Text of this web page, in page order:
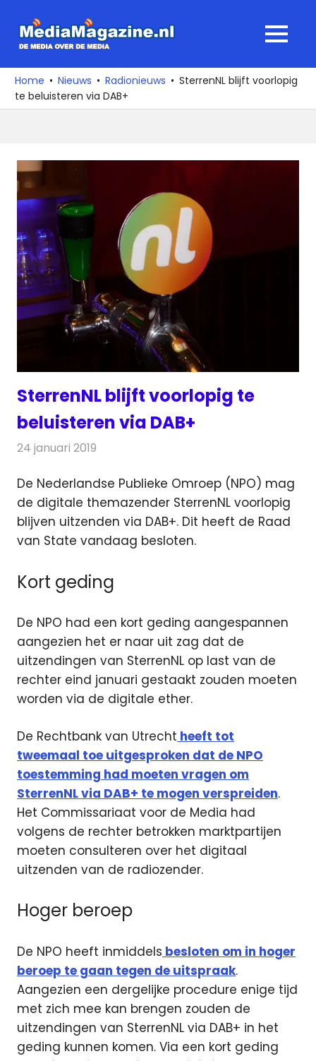
naar
media
over
de
MENU
Home Nieuws Radionieuws
SterrenNL blijft voorlopig
te beluisteren via DAB+
SterrenNL blijft voorlopig te
beluisteren via DAB+
24 januari 2019
De Nederlandse Publieke Omroep (NPO) mag
de digitale themazender SterrenNL voorlopig
blijven uitzenden via DAB+. Dit heeft de Raad
van State vandaag besloten.
Kort geding
De NPO had een kort geding aangespannen
aangezien het er naar uit zag dat de
uitzendingen van SterrenNL op last van de
rechter eind januari gestaakt zouden moeten
worden via de digitale ether.
De Rechtbank van Utrecht heeft tot
tweemaal toe uitgesproken dat de NPO
toestemming had moeten vragen om
SterrenNL via DAB+ te mogen verspreiden.
Het Commissariaat voor de Media had
volgens de rechter betrokken marktpartijen
moeten consulteren over het digitaal
uitzenden van de radiozender.
Hoger beroep
De NPO heeft inmiddels besloten om in hoger
beroep te gaan tegen de uitspraak.
Aangezien een dergelijke procedure enige tijd
met zich mee kan brengen zouden de
uitzendingen van SterrenNL via DAB+ in het
geding kunnen komen. Via een kort geding